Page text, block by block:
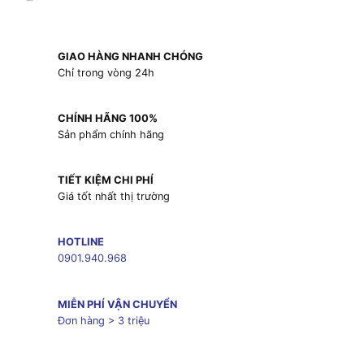
GIAO HÀNG NHANH CHÓNG
Chỉ trong vòng 24h
CHÍNH HÃNG 100%
Sản phẩm chính hãng
TIẾT KIỆM CHI PHÍ
Giá tốt nhất thị trường
HOTLINE
0901.940.968
MIỄN PHÍ VẬN CHUYỂN
Đơn hàng > 3 triệu